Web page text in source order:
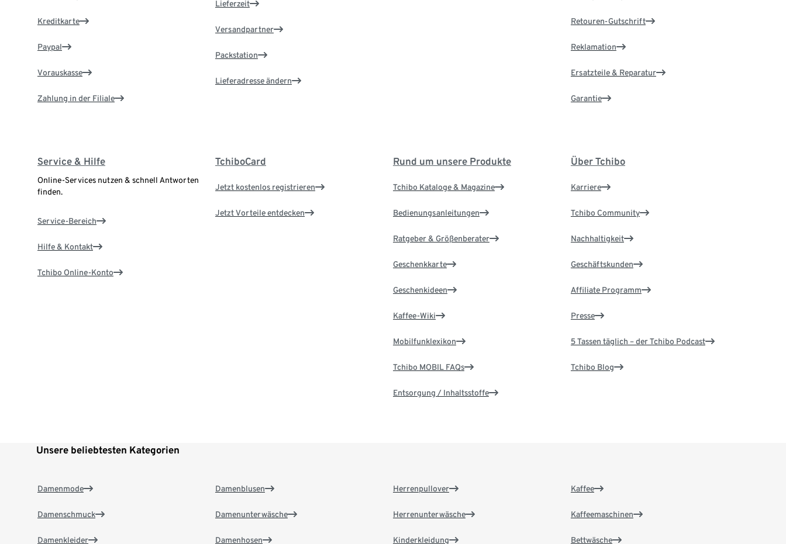
Kreditkarte
Paypal
Vorauskasse
Zahlung in der Filiale
Lieferzeit
Versandpartner
Packstation
Lieferadresse ändern
Retouren-Gutschrift
Reklamation
Ersatzteile & Reparatur
Garantie
Service & Hilfe
Online-Services nutzen & schnell Antworten
finden.
Service-Bereich
Hilfe & Kontakt
Tchibo Online-Konto
TchiboCard
Jetzt kostenlos registrieren
Jetzt Vorteile entdecken
Rund um unsere Produkte
Tchibo Kataloge & Magazine
Bedienungsanleitungen
Ratgeber & Größenberater
Geschenkkarte
Geschenkideen
Kaffee-Wiki
Mobilfunklexikon
Tchibo MOBIL FAQs
Entsorgung / Inhaltsstoffe
Über Tchibo
Karriere
Tchibo Community
Nachhaltigkeit
Geschäftskunden
Affiliate Programm
Presse
5 Tassen täglich – der Tchibo Podcast
Tchibo Blog
Unsere beliebtesten Kategorien
Damenmode
Damenschmuck
Damenkleider
Damenblusen
Damenunterwäsche
Damenhosen
Herrenpullover
Herrenunterwäsche
Kinderkleidung
Kaffee
Kaffeemaschinen
Bettwäsche